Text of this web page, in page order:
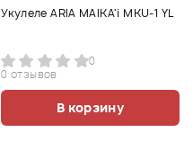
Укулеле ARIA MAIKA'i MKU-1 YL
0
0 отзывов
В корзину